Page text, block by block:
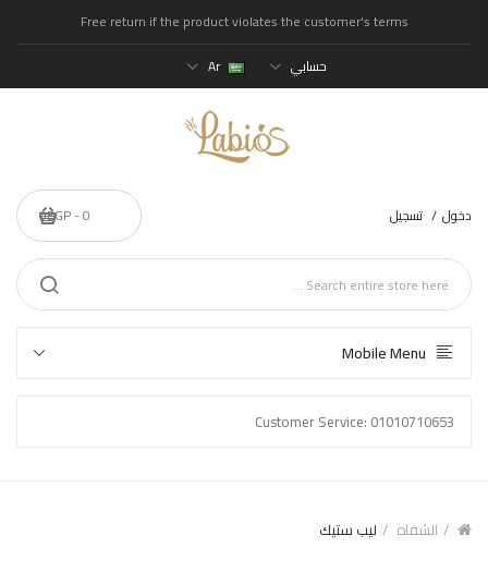
Free return if the product violates the customer's terms
حسابي
Ar
دخول تسجيل 0 - 0EGP
Mobile Menu
Customer Service: 01010710653
الشفاه ليب ستيك